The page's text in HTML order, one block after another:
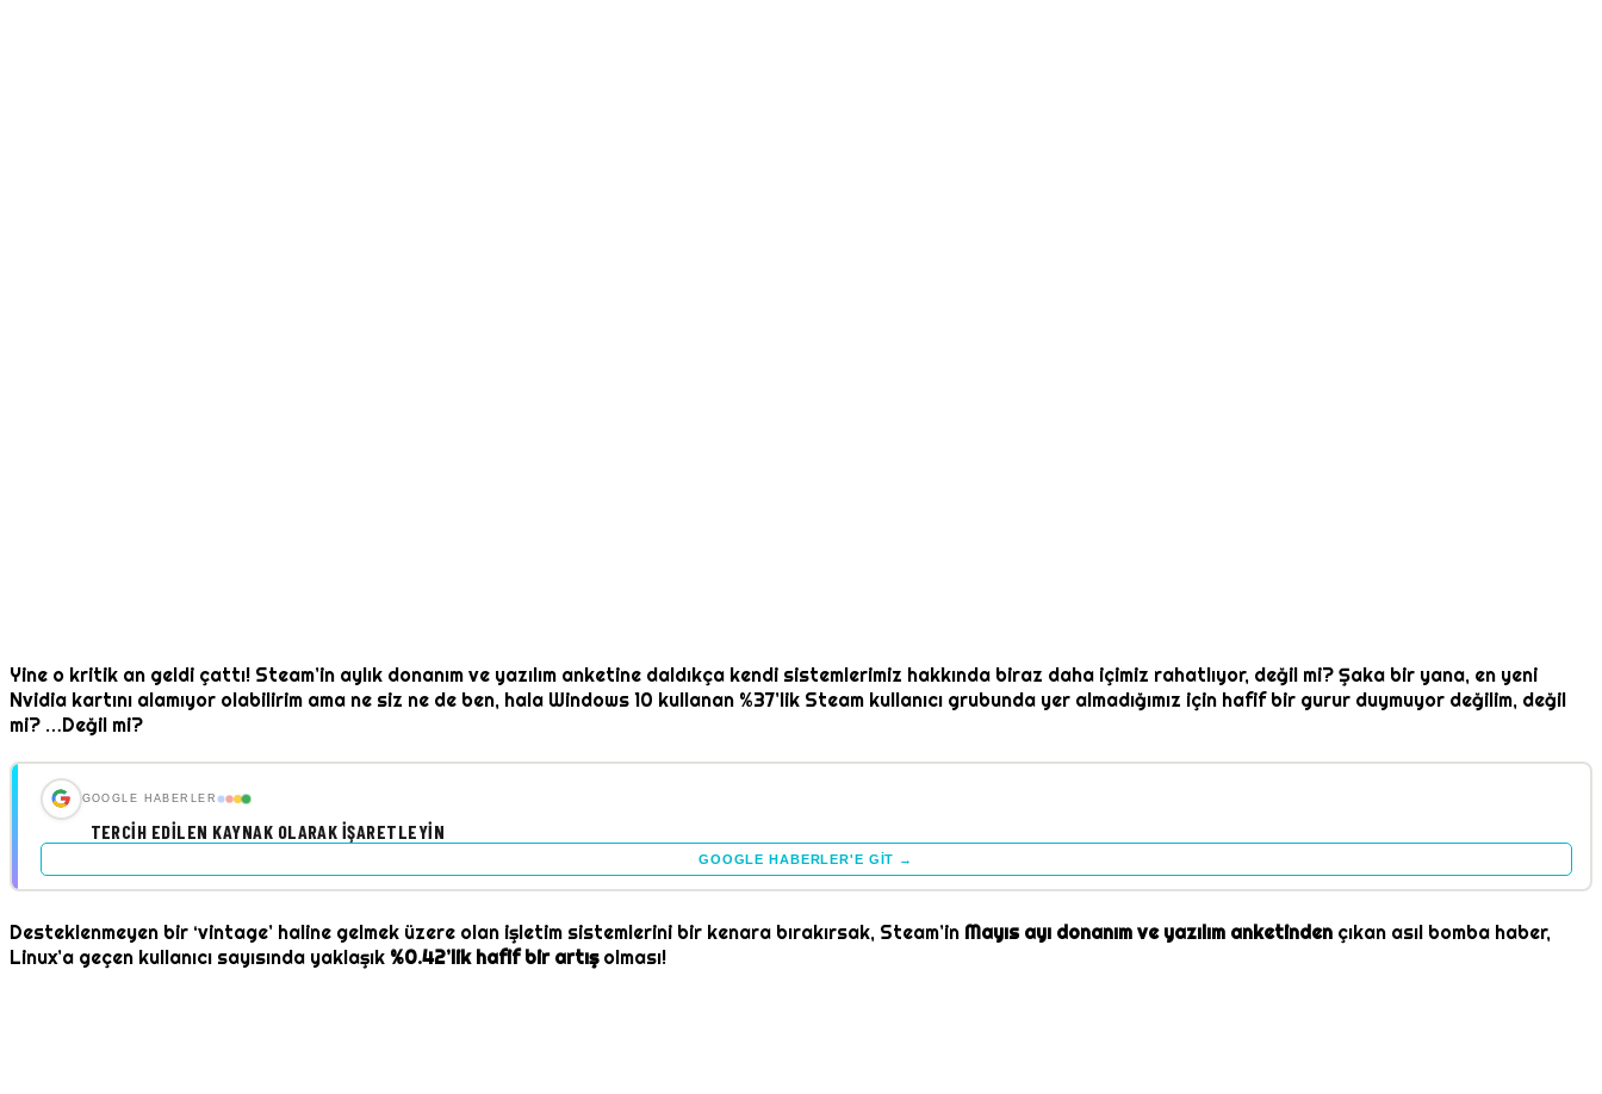
Yine o kritik an geldi çattı! Steam’in aylık donanım ve yazılım anketine daldıkça kendi sistemlerimiz hakkında biraz daha içimiz rahatlıyor, değil mi? Şaka bir yana, en yeni
Nvidia kartını alamıyor olabilirim ama ne siz ne de ben, hala Windows 10 kullanan %37’lik Steam kullanıcı grubunda yer almadığımız için hafif bir gurur duymuyor değilim, değil
mi? …Değil mi?
GOOGLE HABERLER
TERCIH EDILEN KAYNAK OLARAK İŞARETLEYIN
GOOGLE HABERLER'E GIT →
Desteklenmeyen bir ‘vintage’ haline gelmek üzere olan işletim sistemlerini bir kenara bırakırsak, Steam’in Mayıs ayı donanım ve yazılım anketinden çıkan asıl bomba haber,
Linux’a geçen kullanıcı sayısında yaklaşık %0.42’lik hafif bir artışolması!